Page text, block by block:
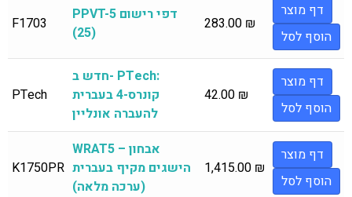
F1703
PPVT-5 דפי רישום
(25)
283.00 ₪
דף מוצר
הוסף לסל
PTech
חדש ב- PTech:
קונרס-4 בעברית
להעברה אונליין
42.00 ₪
דף מוצר
הוסף לסל
K1750PR
WRAT5 – אבחון
הישגים מקיף בעברית
(ערכה מלאה)
1,415.00 ₪
דף מוצר
הוסף לסל